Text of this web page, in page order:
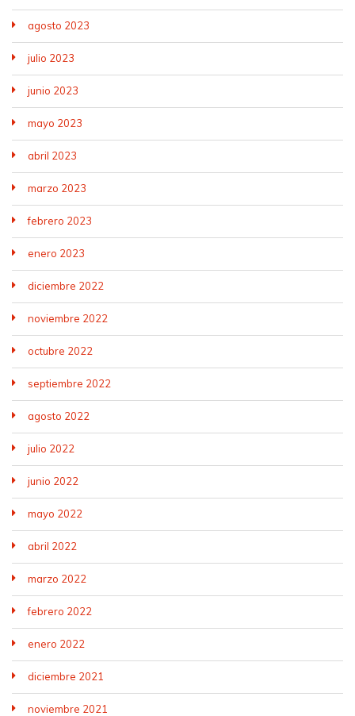
agosto 2023
julio 2023
junio 2023
mayo 2023
abril 2023
marzo 2023
febrero 2023
enero 2023
diciembre 2022
noviembre 2022
octubre 2022
septiembre 2022
agosto 2022
julio 2022
junio 2022
mayo 2022
abril 2022
marzo 2022
febrero 2022
enero 2022
diciembre 2021
noviembre 2021